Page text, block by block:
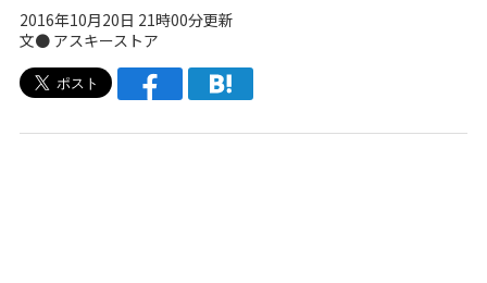
2016年10月20日 21時00分更新
文● アスキーストア